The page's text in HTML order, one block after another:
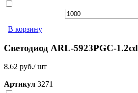
В корзину
Светодиод ARL-5923PGC-1.2cd
8.62 руб./ шт
Артикул 3271